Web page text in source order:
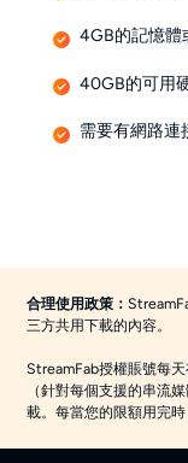
4GB的記憶體
40GB的可用
需要有網路連
合理使用政策：
三方共用下載的內容。
StreamFab授權賬號每
（針對每個支援的串流
載。每當您的限額用完